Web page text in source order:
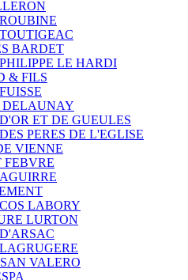
BARDET
LE HARDI
& FILS
DELAUNAY
ET DE GUEULES
PERES DE L'EGLISE
VIENNE
FEBVRE
LABORY
LURTON
VALERO